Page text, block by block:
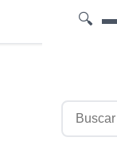
🔍